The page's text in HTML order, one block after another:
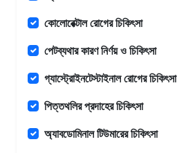
কোলোরেক্টাল রোগের চিকিৎসা
পেটব্যথার কারণ নির্ণয় ও চিকিৎসা
গ্যাস্ট্রোইনটেস্টাইনাল রোগের চিকিৎসা
পিত্তথলির প্রদাহের চিকিৎসা
অ্যাবডোমিনাল টিউমারের চিকিৎসা